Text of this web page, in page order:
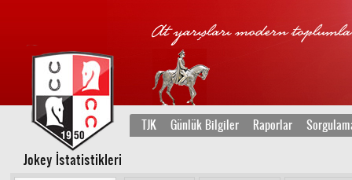
TJK Günlük Bilgiler Raporlar
Jokey İstatistikleri